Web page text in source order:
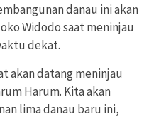
danau ini akan
Widodo saat meninjau
dekat.
akan datang meninjau
Harum. Kita akan
lima danau baru ini,